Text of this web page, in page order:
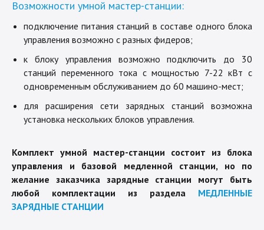
Возможности умной мастер-станции:
подключение питания станций в составе одного блока
управления возможно с разных фидеров;
к блоку управления возможно подключить до 30
станций переменного тока с мощностью 7-22 кВт с
одновременным обслуживанием до 60 машино-мест;
для расширения сети зарядных станций возможна
установка нескольких блоков управления.
Комплект умной мастер-станции состоит из блока
управления и базовой медленной станции, но по
желание заказчика зарядные станции могут быть
любой комплектации из раздела МЕДЛЕННЫЕ
ЗАРЯДНЫЕ СТАНЦИИ